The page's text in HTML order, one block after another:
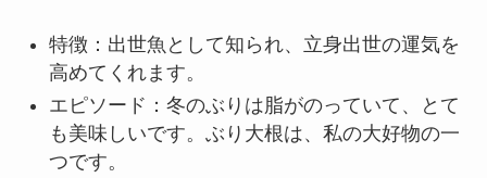
特徴：出世魚として知られ、立身出世の運気を
高めてくれます。
エピソード：冬のぶりは脂がのっていて、とて
も美味しいです。ぶり大根は、私の大好物の一
つです。